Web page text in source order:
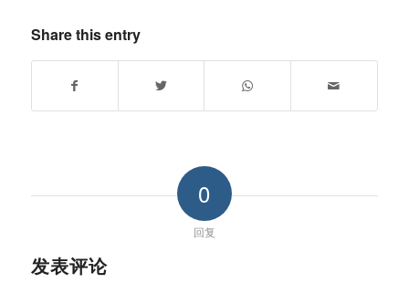
Share this entry
0
回复
发表评论